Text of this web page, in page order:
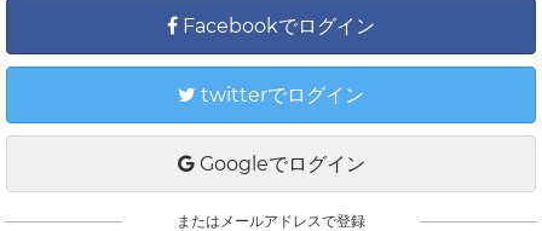
Facebookでログイン
twitterでログイン
Googleでログイン
またはメールアドレスで登録